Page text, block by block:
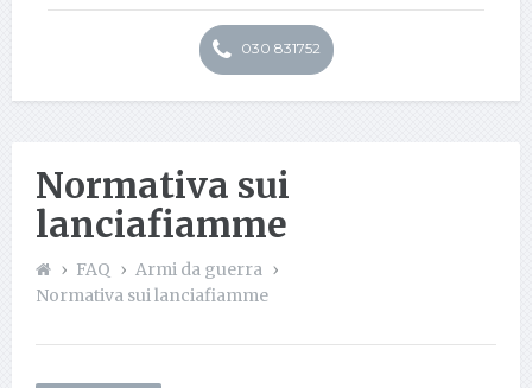
030 831752
Normativa sui
lanciafiamme
FAQ
Armi da guerra
Normativa sui lanciafiamme